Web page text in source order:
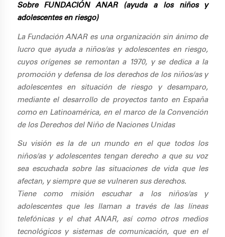
Sobre FUNDACIÓN ANAR (ayuda a los niños y
adolescentes en riesgo)
La Fundación ANAR es una organización sin ánimo de
lucro que ayuda a niños/as y adolescentes en riesgo,
cuyos orígenes se remontan a 1970, y se dedica a la
promoción y defensa de los derechos de los niños/as y
adolescentes en situación de riesgo y desamparo,
mediante el desarrollo de proyectos tanto en España
como en Latinoamérica, en el marco de la Convención
de los Derechos del Niño de Naciones Unidas
Su visión es la de un mundo en el que todos los
niños/as y adolescentes tengan derecho a que su voz
sea escuchada sobre las situaciones de vida que les
afectan, y siempre que se vulneren sus derechos.
Tiene como misión escuchar a los niños/as y
adolescentes que les llaman a través de las líneas
telefónicas y el chat ANAR, así como otros medios
tecnológicos y sistemas de comunicación, que en el